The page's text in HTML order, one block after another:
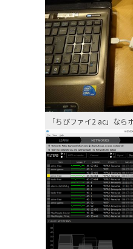
「ちびファイ2 ac」なら